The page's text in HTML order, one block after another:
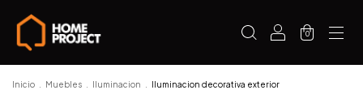
0
Inicio Muebles Iluminacion Iluminacion decorativa exterior